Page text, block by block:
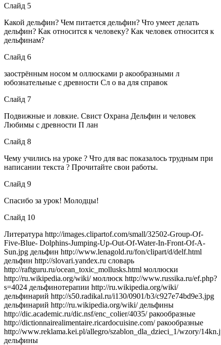
Слайд 5
Какой дельфин? Чем питается дельфин? Что умеет делать
дельфин? Как относится к человеку? Как человек относится к
дельфинам?
Слайд 6
заострённым носом м оллюсками р акообразными л
юбознательные с древности Сл о ва для справок
Слайд 7
Подвижные и ловкие. Свист Охрана Дельфин и человек
Любимы с древности П лан
Слайд 8
Чему учились на уроке ? Что для вас показалось трудным при
написании текста ? Прочитайте свои работы.
Слайд 9
Спасибо за урок! Молодцы!
Слайд 10
Литература http://images.clipartof.com/small/32502-Group-Of-
Five-Blue- Dolphins-Jumping-Up-Out-Of-Water-In-Front-Of-A-
Sun.jpg дельфин http://www.lenagold.ru/fon/clipart/d/delf.html
дельфин http://slovari.yandex.ru словарь
http://raftguru.ru/ocean_toxic_mollusks.html моллюски
http://ru.wikipedia.org/wiki/ моллюск http://www.russika.ru/ef.php?
s=4024 дельфинотерапии http://ru.wikipedia.org/wiki/
дельфинарий http://s50.radikal.ru/i130/0901/b3/c927e74bd9e3.jpg
дельфинарий http://ru.wikipedia.org/wiki/ дельфины
http://dic.academic.ru/dic.nsf/enc_colier/4035/ ракообразные
http://dictionnairealimentaire.ricardocuisine.com/ ракообразные
http://www.reklama.kei.pl/allegro/szablon_dla_dzieci_1/wzory/
дельфины